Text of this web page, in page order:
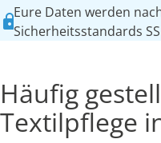
Eure Daten werden
Sicherheitsstandards
Häufig
Textilpflege